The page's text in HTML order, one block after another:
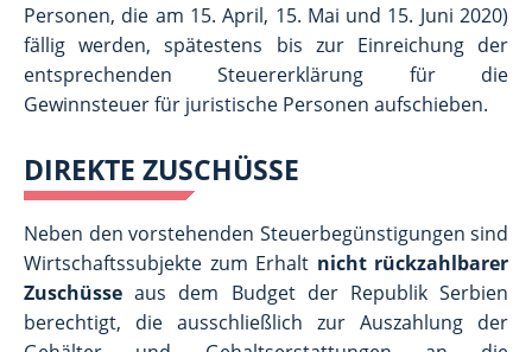
Personen, die am 15. April, 15. Mai und 15. Juni 2020)
fällig werden, spätestens bis zur Einreichung der
entsprechenden Steuererklärung für die
Gewinnsteuer für juristische Personen aufschieben.
DIREKTE ZUSCHÜSSE
Neben den vorstehenden Steuerbegünstigungen sind
Wirtschaftssubjekte zum Erhalt nicht rückzahlbarer
Zuschüsse aus dem Budget der Republik Serbien
berechtigt, die ausschließlich zur Auszahlung der